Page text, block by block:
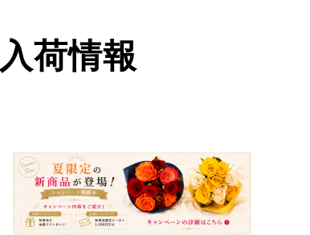
荷情報